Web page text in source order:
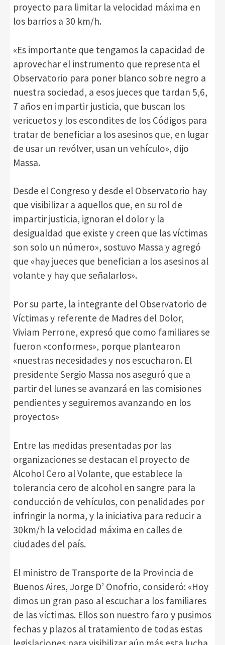
proyecto para limitar la velocidad máxima en
los barrios a 30 km/h.
«Es importante que tengamos la capacidad de
aprovechar el instrumento que representa el
Observatorio para poner blanco sobre negro a
nuestra sociedad, a esos jueces que tardan 5,6,
7 años en impartir justicia, que buscan los
vericuetos y los escondites de los Códigos para
tratar de beneficiar a los asesinos que, en lugar
de usar un revólver, usan un vehículo», dijo
Massa.
Desde el Congreso y desde el Observatorio hay
que visibilizar a aquellos que, en su rol de
impartir justicia, ignoran el dolor y la
desigualdad que existe y creen que las víctimas
son solo un número», sostuvo Massa y agregó
que «hay jueces que benefician a los asesinos al
volante y hay que señalarlos».
Por su parte, la integrante del Observatorio de
Víctimas y referente de Madres del Dolor,
Viviam Perrone, expresó que como familiares se
fueron «conformes», porque plantearon
«nuestras necesidades y nos escucharon. El
presidente Sergio Massa nos aseguró que a
partir del lunes se avanzará en las comisiones
pendientes y seguiremos avanzando en los
proyectos»
Entre las medidas presentadas por las
organizaciones se destacan el proyecto de
Alcohol Cero al Volante, que establece la
tolerancia cero de alcohol en sangre para la
conducción de vehículos, con penalidades por
infringir la norma, y la iniciativa para reducir a
30km/h la velocidad máxima en calles de
ciudades del país.
El ministro de Transporte de la Provincia de
Buenos Aires, Jorge D’ Onofrio, consideró: «Hoy
dimos un gran paso al escuchar a los familiares
de las víctimas. Ellos son nuestro faro y pusimos
fechas y plazos al tratamiento de todas estas